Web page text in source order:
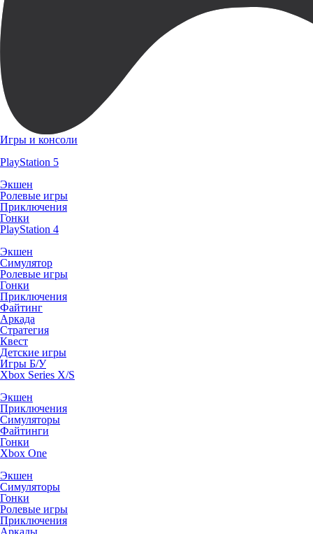
Игры и консоли
PlayStation 5
Экшен
Ролевые игры
Приключения
Гонки
PlayStation 4
Экшен
Симулятор
Ролевые игры
Гонки
Приключения
Файтинг
Аркада
Стратегия
Квест
Детские игры
Игры Б/У
Xbox Series X/S
Экшен
Приключения
Симуляторы
Файтинги
Гонки
Xbox One
Экшен
Симуляторы
Гонки
Ролевые игры
Приключения
Аркады